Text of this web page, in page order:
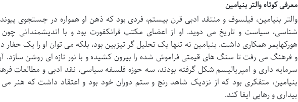
معرفی کوتاه والتر بنیامین
والتر بنیامین، فیلسوف و منتقد ادبی قرن بیستم، فردی بود که ذهن او همواره در جستجوی
شناسی، سیاست و تاریخ می دوید. او از اعضای مکتب فرانکفورت بود و با اندیشمندانی چون
هورکهایمر همکاری داشت. بنیامین نه تنها یک تحلیل گر تیزبین بود، بلکه می توان او را یک حفار
و فرهنگ می رفت تا سنگ های قیمتی فراموش شده را بیرون کشیده و با نور تازه ای روشن سازد.
سرمایه داری و امپریالیسم شکل گرفته بودند، سه حوزه فلسفه سیاسی، نقد ادبی و مطالعات
بنیامین، متفکری بود که از نزدیک شاهد رنج و ستم دوران خود بود و اعتقاد داشت که هنر
بیداری و رهایی ایفا کند.